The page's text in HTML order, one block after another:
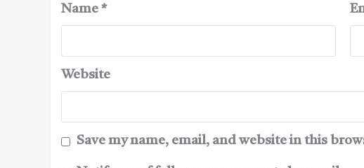
Name *
Website
Save my name, email, and website in this